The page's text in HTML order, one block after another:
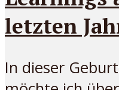
letzten
In dieser